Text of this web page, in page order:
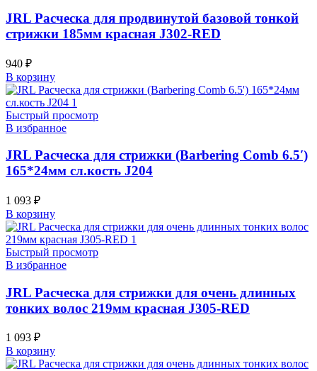
JRL Расческа для продвинутой базовой тонкой
стрижки 185мм красная J302-RED
940 ₽
В корзину
Быстрый просмотр
В избранное
JRL Расческа для стрижки (Barbering Comb 6.5′)
165*24мм сл.кость J204
1 093 ₽
В корзину
Быстрый просмотр
В избранное
JRL Расческа для стрижки для очень длинных
тонких волос 219мм красная J305-RED
1 093 ₽
В корзину